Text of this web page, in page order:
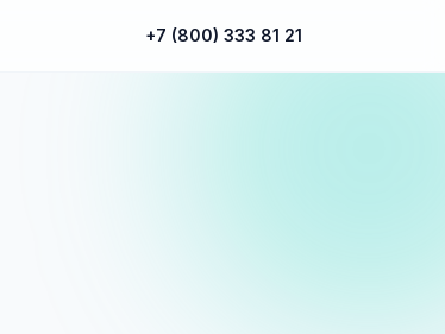
+7 (800) 333 81 21